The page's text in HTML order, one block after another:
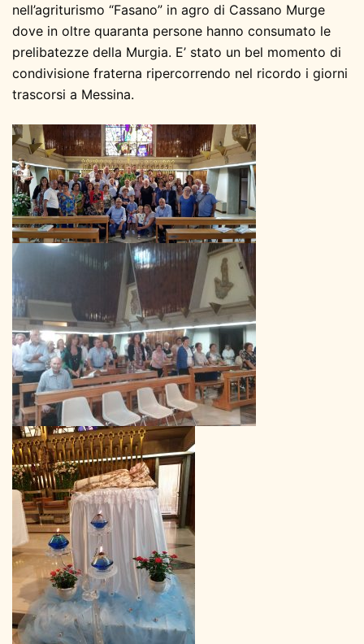
nell’agriturismo “Fasano” in agro di Cassano Murge
dove in oltre quaranta persone hanno consumato le
prelibatezze della Murgia. E’ stato un bel momento di
condivisione fraterna ripercorrendo nel ricordo i giorni
trascorsi a Messina.